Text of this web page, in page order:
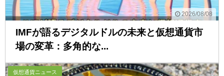
2026/08/08
IMFが語るデジタルドルの未来と仮想通貨市
場の変革：多角的な...
仮想通貨ニュース